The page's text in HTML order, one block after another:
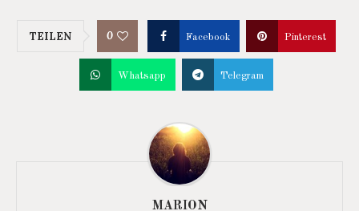
TEILEN 0 Facebook Pinterest
Whatsapp Telegram
MARION